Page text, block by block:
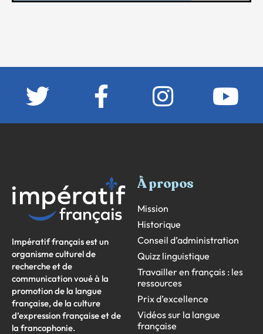
Impératif français est un
organisme culturel de
recherche et de
communication voué à la
promotion de la langue
française, de la culture
d’expression française et de
la francophonie.
À propos
Mission
Historique
Conseil d’administration
Quizz linguistique
Travailler en français : les
ressources
Prix d’excellence
Vidéos sur la langue
française